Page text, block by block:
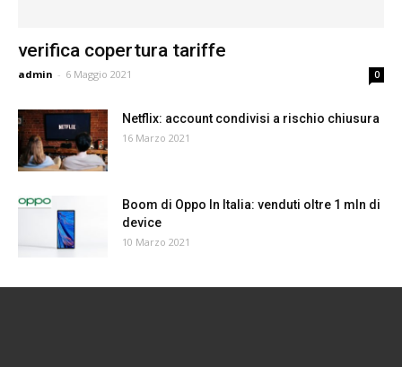
verifica copertura tariffe
admin - 6 Maggio 2021 0
Netflix: account condivisi a rischio chiusura
16 Marzo 2021
Boom di Oppo In Italia: venduti oltre 1 mln di
device
10 Marzo 2021